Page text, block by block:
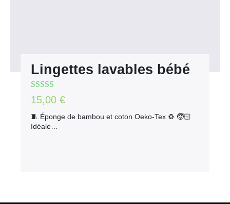
Lingettes lavables bébé
Note5.00sur
5
15,00€
🧵 Éponge de bambou et coton Oeko-Tex ♻️ 🧒🏻
Idéale…